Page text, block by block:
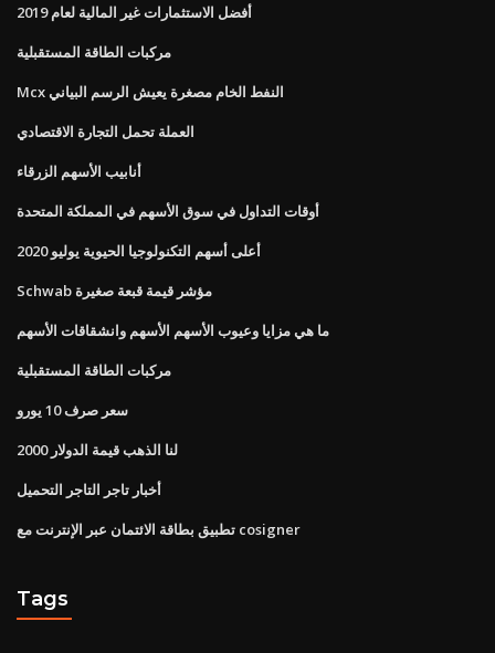
أفضل الاستثمارات غير المالية لعام 2019
مركبات الطاقة المستقبلية
Mcx النفط الخام مصغرة يعيش الرسم البياني
العملة تحمل التجارة الاقتصادي
أنابيب الأسهم الزرقاء
أوقات التداول في سوق الأسهم في المملكة المتحدة
أعلى أسهم التكنولوجيا الحيوية يوليو 2020
Schwab مؤشر قيمة قبعة صغيرة
ما هي مزايا وعيوب الأسهم الأسهم وانشقاقات الأسهم
مركبات الطاقة المستقبلية
سعر صرف 10 يورو
لنا الذهب قيمة الدولار 2000
أخبار تاجر التاجر التحميل
تطبيق بطاقة الائتمان عبر الإنترنت مع cosigner
Tags